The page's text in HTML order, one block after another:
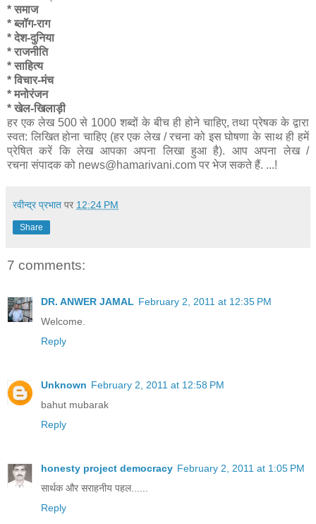
* समाज
* ब्लॉग-राग
* देश-दुनिया
* राजनीति
* साहित्य
* विचार-मंच
* मनोरंजन
* खेल-खिलाड़ी
हर एक लेख 500 से 1000 शब्दों के बीच ही होने चाहिए, तथा प्रेषक के द्वारा
स्वत: लिखित होना चाहिए (हर एक लेख / रचना को इस घोषणा के साथ ही हमें
प्रेषित करें कि लेख आपका अपना लिखा हुआ है). आप अपना लेख /
रचना संपादक को news@hamarivani.com पर भेज सकते हैं. ...!
रवीन्द्र प्रभात पर 12:24 PM
Share
7 comments:
DR. ANWER JAMAL February 2, 2011 at 12:35 PM
Welcome.
Reply
Unknown February 2, 2011 at 12:58 PM
bahut mubarak
Reply
honesty project democracy February 2, 2011 at 1:05 PM
सार्थक और सराहनीय पहल......
Reply